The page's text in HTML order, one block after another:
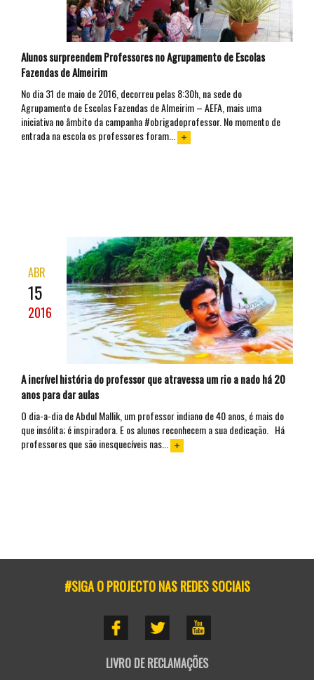
Alunos surpreendem Professores no Agrupamento de Escolas
Fazendas de Almeirim
No dia 31 de maio de 2016, decorreu pelas 8:30h, na sede do
Agrupamento de Escolas Fazendas de Almeirim – AEFA, mais uma
iniciativa no âmbito da campanha #obrigadoprofessor. No momento de
entrada na escola os professores foram...
ABR
15
2016
A incrível história do professor que atravessa um rio a nado há 20
anos para dar aulas
O dia-a-dia de Abdul Mallik, um professor indiano de 40 anos, é mais do
que insólita; é inspiradora. E os alunos reconhecem a sua dedicação. Há
professores que são inesquecíveis nas...
#SIGA O PROJECTO NAS REDES SOCIAIS
LIVRO DE RECLAMAÇÕES